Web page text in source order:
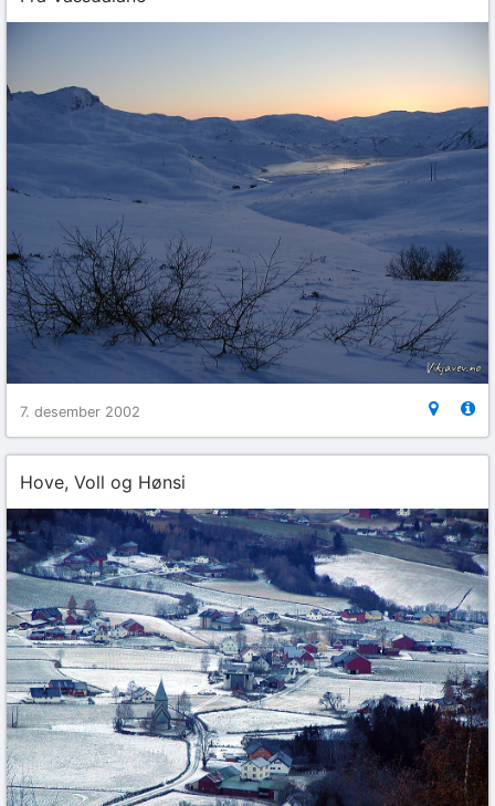
7. desember 2002
Hove, Voll og Hønsi